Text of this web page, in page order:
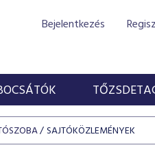
Bejelentkezés
SAJTÓKÖZLEMÉNYEK